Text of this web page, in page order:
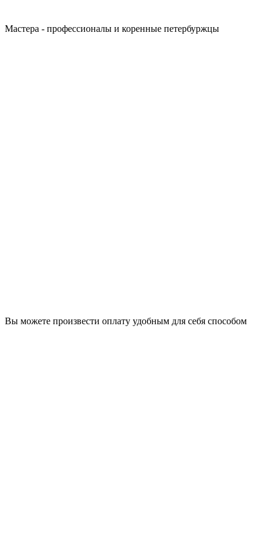
Мастера - профессионалы и коренные петербуржцы
Вы можете произвести оплату удобным для себя способом